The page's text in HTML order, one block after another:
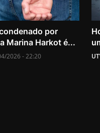
por
Marina Harkot é...
2026 - 22:20